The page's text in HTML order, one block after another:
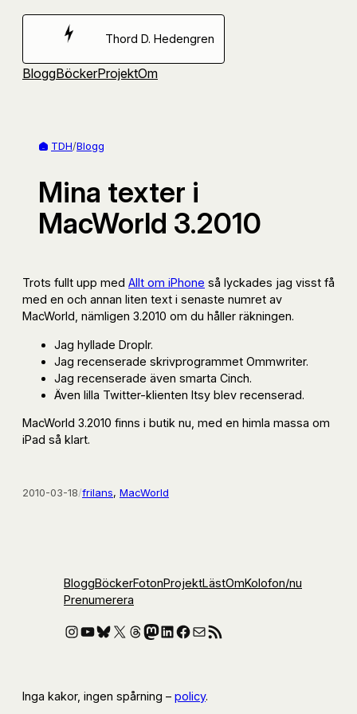
Hoppa
Thord D. Hedengren
BloggBöckerProjektOm
TDH/Blogg
Mina texter i
MacWorld 3.2010
Trots fullt upp med Allt om iPhone så lyckades jag visst få
med en och annan liten text i senaste numret av
MacWorld, nämligen 3.2010 om du håller räkningen.
Jag hyllade Droplr.
Jag recenserade skrivprogrammet Ommwriter.
Jag recenserade även smarta Cinch.
Även lilla Twitter-klienten Itsy blev recenserad.
MacWorld 3.2010 finns i butik nu, med en himla massa om
iPad så klart.
2010-03-18/frilans, MacWorld
BloggBöckerFotonProjektLästOmKolofon/nu
Prenumerera
Instagram
YouTube
Bluesky
X Threads
Mastodon
LinkedIn
Facebook
E-postRSS-flöde
Inga kakor, ingen spårning – policy.